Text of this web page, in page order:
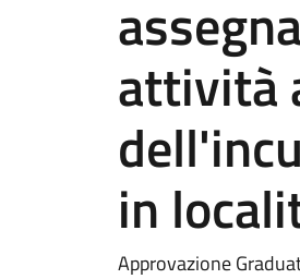
attività
in
Approvazione